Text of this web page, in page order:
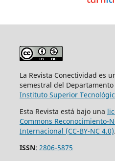
La Revista Conectividad es
semestral del
Instituto Superior
Esta Revista está bajo una
Commons Reconocimiento-
Internacional (CC-BY-NC 4.0).
ISSN: 2806-5875